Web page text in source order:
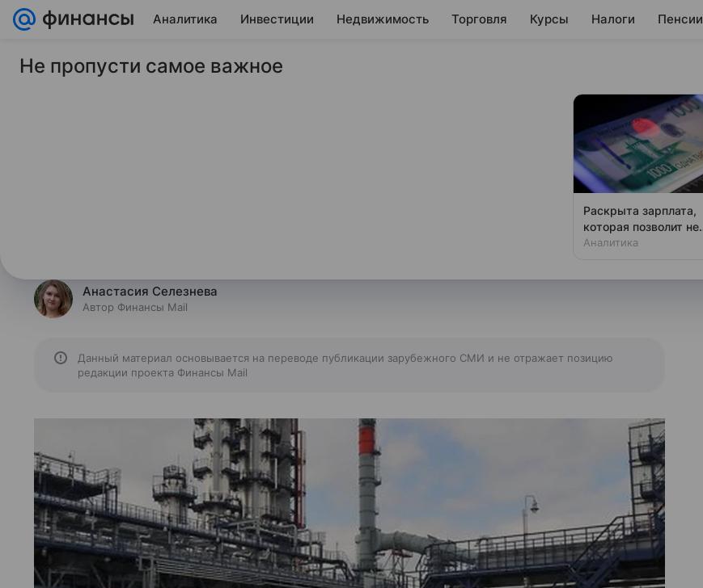
Аналитика Инвестиции Недвижимость Торговля Курсы Налоги Пенсии
2 марта 2026 Финансы Mail
нефтеперерабатывающий завод Saudi Aramco в Рас-Таннуре
Анастасия Селезнева
Автор Финансы Mail
Данный материал основывается на переводе публикации зарубежного СМИ и не отражает позицию
редакции проекта Финансы Mail
Не пропусти самое важное
Раскрыта зарплата,
которая позволит не
чувствовать зависти
Аналитика